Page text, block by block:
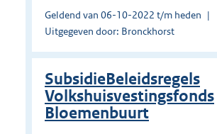
Geldend van 06-10-2022 t/m heden
Uitgegeven door: Bronckhorst
SubsidieBeleidsregels
Volkshuisvestingsfonds
Bloemenbuurt